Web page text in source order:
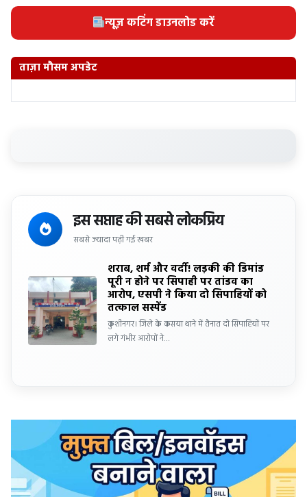
न्यूज़ कटिंग डाउनलोड करें
ताज़ा मौसम अपडेट
इस सप्ताह की सबसे लोकप्रिय
सबसे ज्यादा पढ़ी गई खबर
शराब, शर्म और वर्दी! लड़की की डिमांड
पूरी न होने पर सिपाही पर तांडव का
आरोप, एसपी ने किया दो सिपाहियों को
तत्काल सस्पेंड
कुशीनगर। जिले के कसया थाने में तैनात दो सिपाहियों पर
लगे गंभीर आरोपों ने…